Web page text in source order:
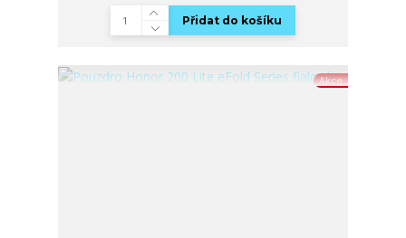
Přidat do košíku
Akce